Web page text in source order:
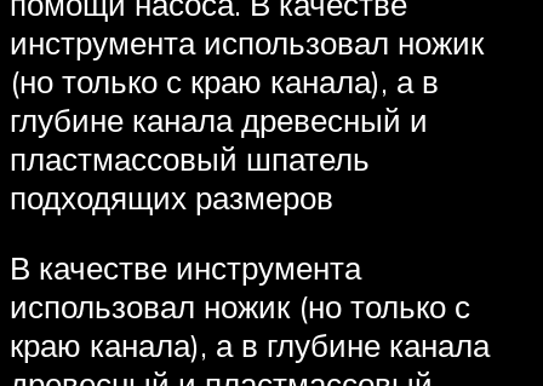
инструмента использовал ножик
(но только с краю канала), а в
глубине канала древесный и
пластмассовый шпатель
подходящих размеров
В качестве инструмента
использовал ножик (но только с
краю канала), а в глубине канала